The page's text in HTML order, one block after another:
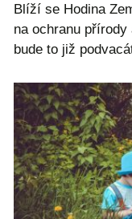
Blíží se Hodina
na ochranu
bude to již